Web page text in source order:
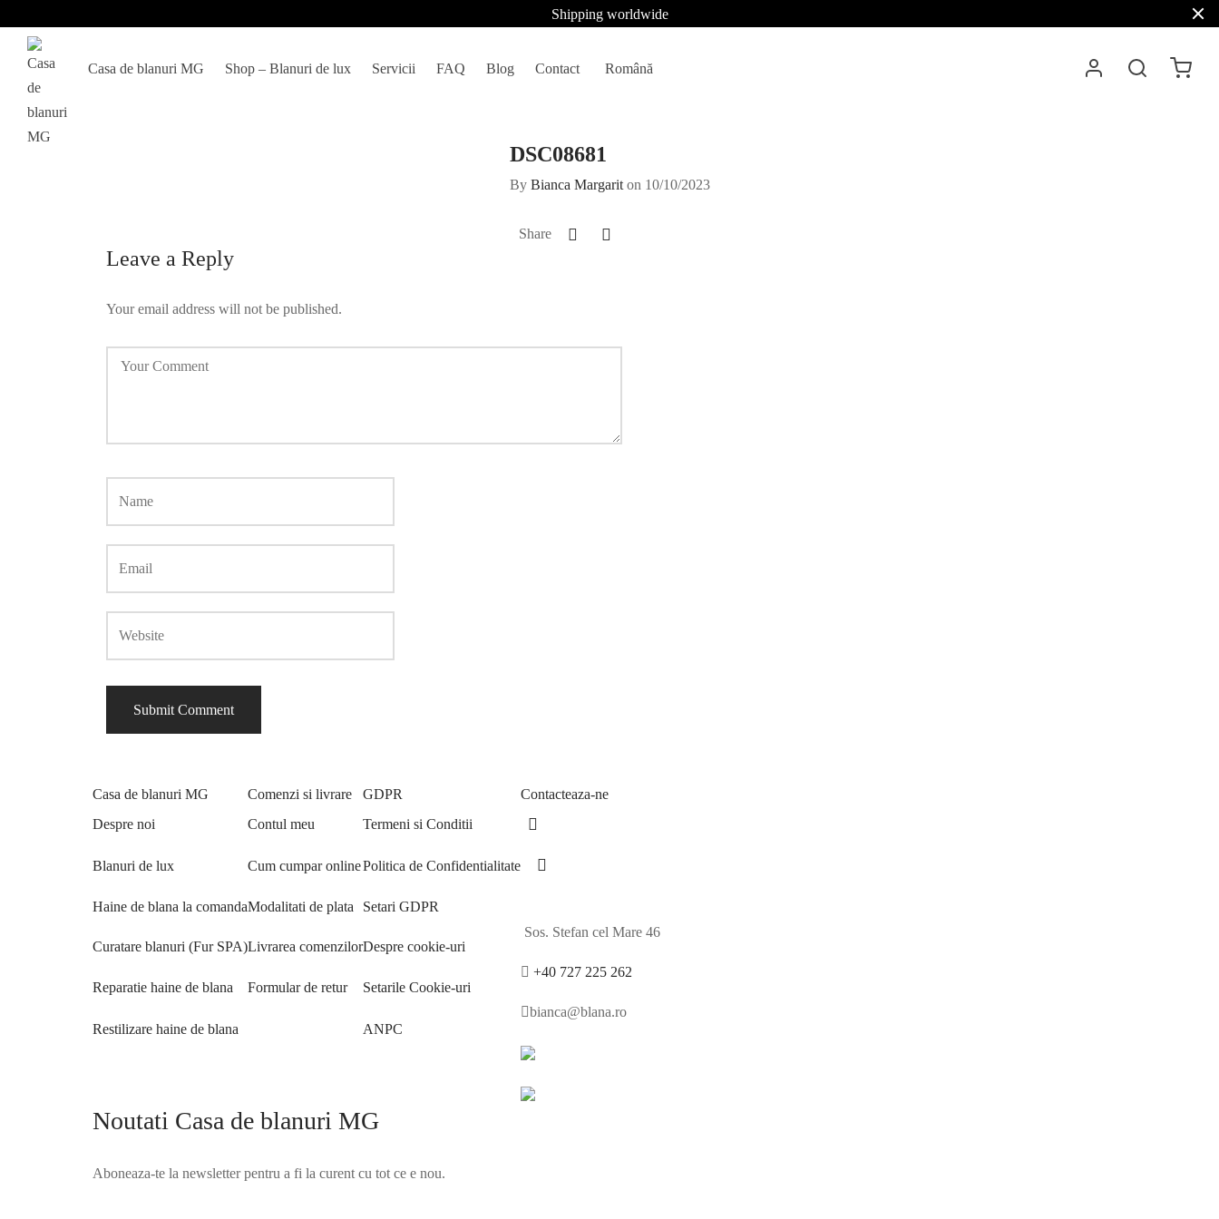
Shipping worldwide
Casa de blanuri MG Shop – Blanuri de lux Servicii FAQ Blog Contact Română
DSC08681
By Bianca Margariton 10/10/2023
Share
Leave a Reply
Your email address will not be published.
Casa de blanuri MG
Despre noi
Blanuri de lux
Haine de blana la comanda
Curatare blanuri (Fur SPA)
Reparatie haine de blana
Restilizare haine de blana
Comenzi si livrare
Contul meu
Cum cumpar online
Modalitati de plata
Livrarea comenzilor
Formular de retur
GDPR
Termeni si Conditii
Politica de Confidentialitate
Setari GDPR
Despre cookie-uri
Setarile Cookie-uri
ANPC
Contacteaza-ne
Sos. Stefan cel Mare 46
+40 727 225 262
bianca@blana.ro
Noutati Casa de blanuri MG
Aboneaza-te la newsletter pentru a fi la curent cu tot ce e nou.